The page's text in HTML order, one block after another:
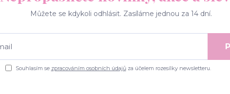
Můžete se kdykoli odhlásit. Zasíláme jednou za 14 dní.
Souhlasím se zpracováním osobních údajůza účelem rozesílky newsletteru.